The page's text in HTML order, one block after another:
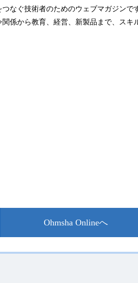
つなぐ技術者のためのウェブマガジン
関係から教育、経営、新製品まで、ス
Ohmsha Onlineへ